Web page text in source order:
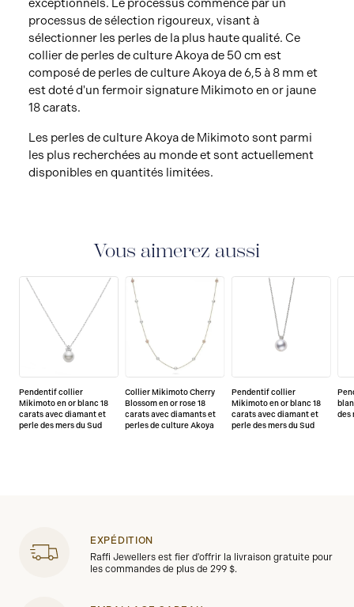
exceptionnels. Le processus commence par un
processus de sélection rigoureux, visant à
sélectionner les perles de la plus haute qualité. Ce
collier de perles de culture Akoya de 50 cm est
composé de perles de culture Akoya de 6,5 à 8 mm et
est doté d'un fermoir signature Mikimoto en or jaune
18 carats.
Les perles de culture Akoya de Mikimoto sont parmi
les plus recherchées au monde et sont actuellement
disponibles en quantités limitées.
Vous aimerez aussi
Pendentif collier
Mikimoto en or blanc 18
carats avec diamant et
perle des mers du Sud
Collier Mikimoto Cherry
Blossom en or rose 18
carats avec diamants et
perles de culture Akoya
Pendentif collier
Mikimoto en or blanc 18
carats avec diamant et
perle des mers du Sud
des
EXPÉDITION
Raffi Jewellers est fier d'offrir la livraison gratuite pour
les commandes de plus de 299 $.